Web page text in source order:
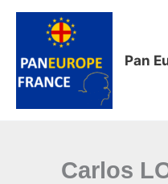
Aller
Pan
Carlos